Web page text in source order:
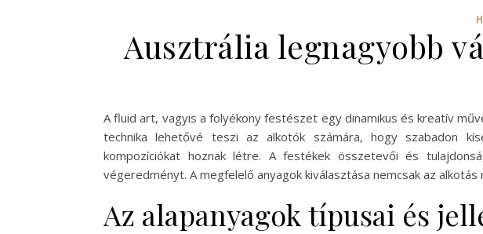
Ausztrália legnagyobb
A fluid art, vagyis a folyékony festészet egy dinamikus és kreatív
technika lehetővé teszi az alkotók számára, hogy szabadon
kompozíciókat hoznak létre. A festékek összetevői és
végeredményt. A megfelelő anyagok kiválasztása nemcsak az
Az alapanyagok típusai és